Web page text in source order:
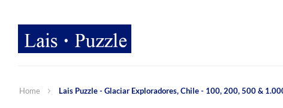
Home Lais Puzzle - Glaciar Exploradores, Chile - 100, 200, 500 &